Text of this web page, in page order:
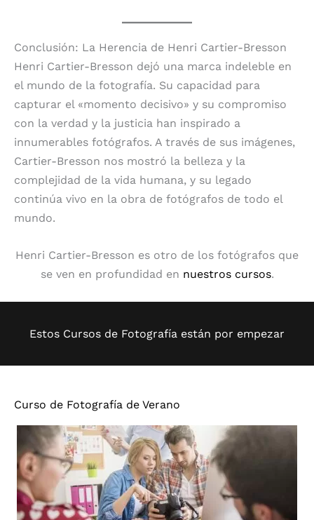
Conclusión: La Herencia de Henri Cartier-Bresson
Henri Cartier-Bresson dejó una marca indeleble en
el mundo de la fotografía. Su capacidad para
capturar el «momento decisivo» y su compromiso
con la verdad y la justicia han inspirado a
innumerables fotógrafos. A través de sus imágenes,
Cartier-Bresson nos mostró la belleza y la
complejidad de la vida humana, y su legado
continúa vivo en la obra de fotógrafos de todo el
mundo.
Henri Cartier-Bresson es otro de los fotógrafos que
se ven en profundidad en nuestros cursos.
Estos Cursos de Fotografía están por empezar
Curso de Fotografía de Verano